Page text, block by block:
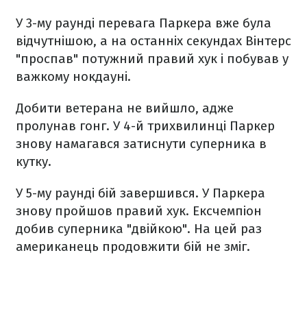
У 3-му раунді перевага Паркера вже була
відчутнішою, а на останніх секундах Вінтерс
"проспав" потужний правий хук і побував у
важкому нокдауні.
Добити ветерана не вийшло, адже
пролунав гонг. У 4-й трихвилинці Паркер
знову намагався затиснути суперника в
кутку.
У 5-му раунді бій завершився. У Паркера
знову пройшов правий хук. Ексчемпіон
добив суперника "двійкою". На цей раз
американець продовжити бій не зміг.